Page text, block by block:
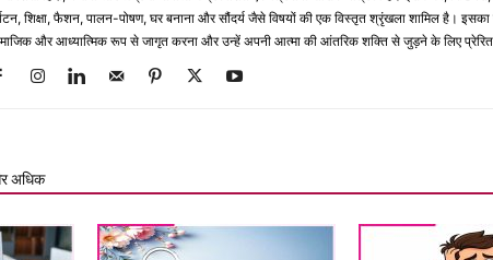
शिक्षा, फैशन, पालन-पोषण, घर बनाना और सौंदर्य जैसे विषयों की एक विस्तृत श्रृंखला शामिल है। इसका
और आध्यात्मिक रूप से जागृत करना और उन्हें अपनी आत्मा की आंतरिक शक्ति से जुड़ने के लिए
अधिक